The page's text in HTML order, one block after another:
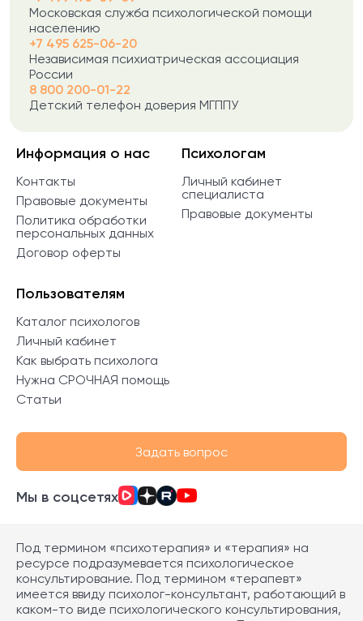
Московская служба психологической помощи
населению
+7 495 625-06-20
Независимая психиатрическая ассоциация
России
8 800 200-01-22
Детский телефон доверия МГППУ
Информация о нас
Контакты
Правовые документы
Политика обработки
персональных данных
Договор оферты
Психологам
Личный кабинет
специалиста
Правовые документы
Пользователям
Каталог психологов
Личный кабинет
Как выбрать психолога
Нужна СРОЧНАЯ помощь
Статьи
Задать вопрос
Мы в соцсетях
Под термином «психотерапия» и «терапия» на
ресурсе подразумевается психологическое
консультирование. Под термином «терапевт»
имеется ввиду психолог-консультант, работающий в
каком-то виде психологического консультирования,